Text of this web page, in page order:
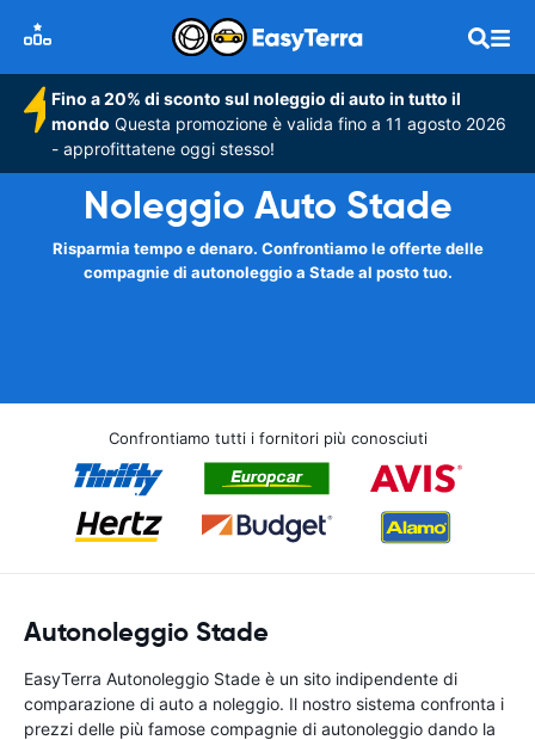
Fino a 20% di sconto sul noleggio di auto in tutto il
mondo Questa promozione è valida fino a 11 agosto 2026
- approfittatene oggi stesso!
Noleggio Auto Stade
Risparmia tempo e denaro. Confrontiamo le offerte delle
compagnie di autonoleggio a Stade al posto tuo.
Confrontiamo tutti i fornitori più conosciuti
Autonoleggio Stade
EasyTerra Autonoleggio Stade è un sito indipendente di
comparazione di auto a noleggio. Il nostro sistema confronta i
prezzi delle più famose compagnie di autonoleggio dando la